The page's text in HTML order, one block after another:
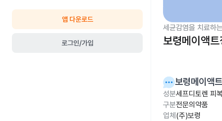
앱 다운로드
로그인/가입
세균감염을 치료하
보령메이액
보령메이액
성분세프디토렌 피
구분전문의약품
업체 (주)보령